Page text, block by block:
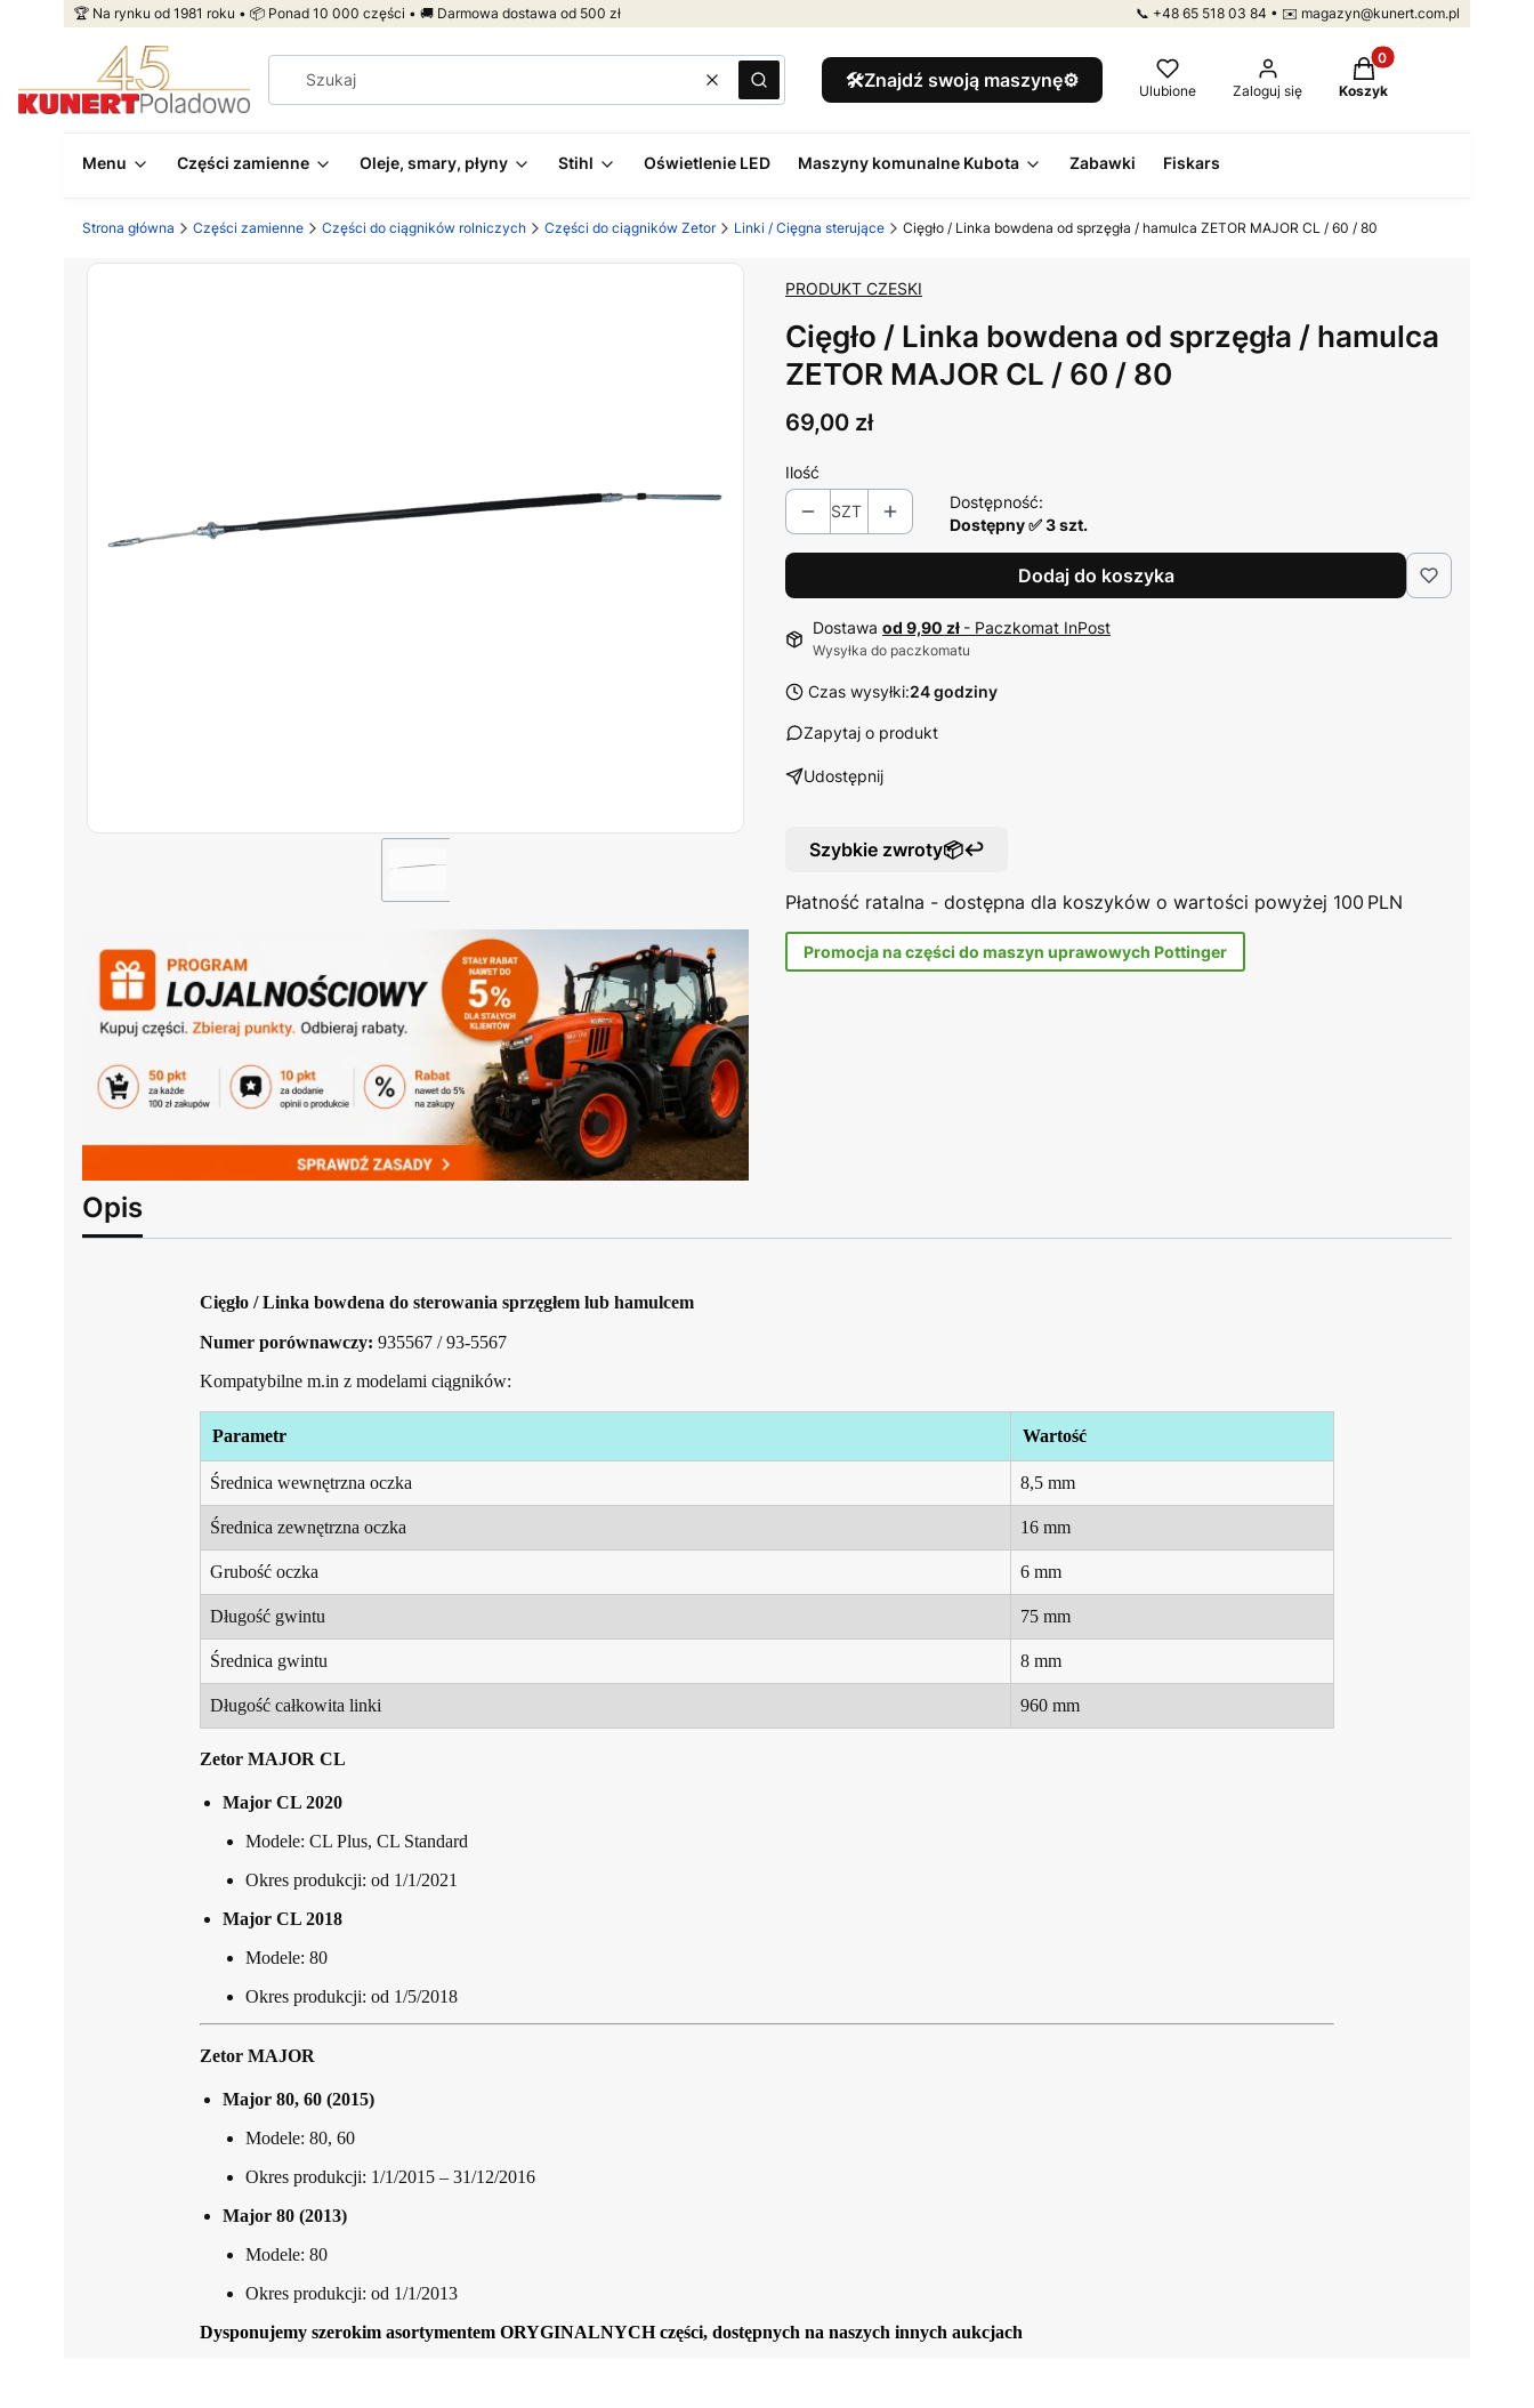
🏆 Na rynku od 1981 roku • 📦 Ponad 10 000 części • 🚚 Darmowa dostawa od 500 zł 📞 +48 65 518 03 84 • ✉️ magazyn@kunert.com.pl
WyczyśćSzukaj 🛠️Znajdź swoją maszynę⚙️ Ulubione Zaloguj się
Produkty w koszyku:
Koszyk
Menu Części zamienne Oleje, smary, płyny Stihl Oświetlenie LED Maszyny komunalne Kubota Zabawki Fiskars
Strona główna Części zamienne Części do ciągników rolniczych Części do ciągników Zetor Linki / Cięgna sterujące Cięgło / Linka bowdena od sprzęgła / hamulca ZETOR MAJOR CL / 60 / 80
PRODUKT CZESKI
Cięgło / Linka bowdena od sprzęgła / hamulca
ZETOR MAJOR CL / 60 / 80
Cena
69,00 zł
Ilość
SZT
Dostępność:
Dostępny ✅ 3 szt.
Dodaj do koszyka
Dostawa od 9,90 zł - Paczkomat InPost
Wysyłka do paczkomatu
Czas wysyłki:24 godziny
Zapytaj o produkt
Udostępnij
Szybkie zwroty📦↩️
Płatność ratalna - dostępna dla koszyków o wartości powyżej 100 PLN
Promocja na części do maszyn uprawowych Pottinger
Opis
Cięgło / Linka bowdena do sterowania sprzęgłem lub hamulcem
Numer porównawczy: 935567 / 93-5567
Kompatybilne m.in z modelami ciągników:
Parametr Wartość
Średnica wewnętrzna oczka 8,5 mm
Średnica zewnętrzna oczka 16 mm
Grubość oczka 6 mm
Długość gwintu 75 mm
Średnica gwintu 8 mm
Długość całkowita linki 960 mm
Zetor MAJOR CL
Major CL 2020
Modele: CL Plus, CL Standard
Okres produkcji: od 1/1/2021
Major CL 2018
Modele: 80
Okres produkcji: od 1/5/2018
Zetor MAJOR
Major 80, 60 (2015)
Modele: 80, 60
Okres produkcji: 1/1/2015 – 31/12/2016
Major 80 (2013)
Modele: 80
Okres produkcji: od 1/1/2013
Dysponujemy szerokim asortymentem ORYGINALNYCH części, dostępnych na naszych innych aukcjach